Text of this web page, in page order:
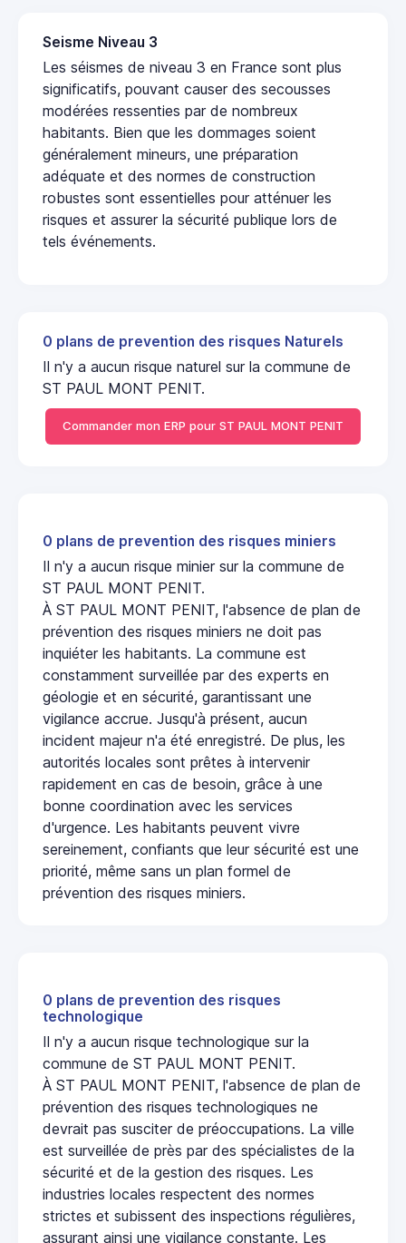
Seisme Niveau 3
Les séismes de niveau 3 en France sont plus
significatifs, pouvant causer des secousses
modérées ressenties par de nombreux
habitants. Bien que les dommages soient
généralement mineurs, une préparation
adéquate et des normes de construction
robustes sont essentielles pour atténuer les
risques et assurer la sécurité publique lors de
tels événements.
0 plans de prevention des risques Naturels
Il n'y a aucun risque naturel sur la commune de
ST PAUL MONT PENIT.
Commander mon ERP pour ST PAUL MONT PENIT
0 plans de prevention des risques miniers
Il n'y a aucun risque minier sur la commune de
ST PAUL MONT PENIT.
À ST PAUL MONT PENIT, l'absence de plan de
prévention des risques miniers ne doit pas
inquiéter les habitants. La commune est
constamment surveillée par des experts en
géologie et en sécurité, garantissant une
vigilance accrue. Jusqu'à présent, aucun
incident majeur n'a été enregistré. De plus, les
autorités locales sont prêtes à intervenir
rapidement en cas de besoin, grâce à une
bonne coordination avec les services
d'urgence. Les habitants peuvent vivre
sereinement, confiants que leur sécurité est une
priorité, même sans un plan formel de
prévention des risques miniers.
0 plans de prevention des risques
technologique
Il n'y a aucun risque technologique sur la
commune de ST PAUL MONT PENIT.
À ST PAUL MONT PENIT, l'absence de plan de
prévention des risques technologiques ne
devrait pas susciter de préoccupations. La ville
est surveillée de près par des spécialistes de la
sécurité et de la gestion des risques. Les
industries locales respectent des normes
strictes et subissent des inspections régulières,
assurant ainsi une vigilance constante. Les